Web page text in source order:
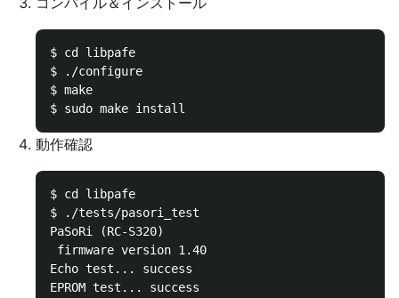
$ cd libpafe
$ ./configure
$ make
動作確認
$ cd libpafe
$ ./tests/pasori_test
PaSoRi (RC-S320)
firmware version 1.40
Echo test... success
EPROM test... success